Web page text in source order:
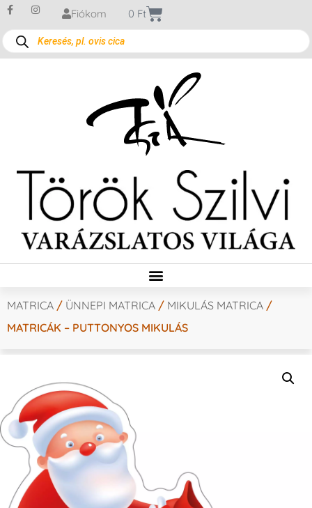
Fiókom 0 Ft
MATRICA / ÜNNEPI MATRICA / MIKULÁS MATRICA /
MATRICÁK – PUTTONYOS MIKULÁS